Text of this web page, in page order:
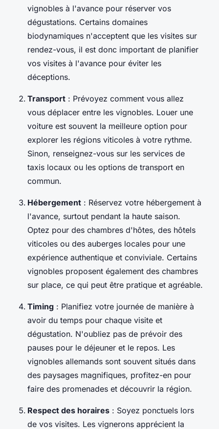
vignobles à l'avance pour réserver vos
dégustations. Certains domaines
biodynamiques n'acceptent que les visites sur
rendez-vous, il est donc important de planifier
vos visites à l'avance pour éviter les
déceptions.
Transport : Prévoyez comment vous allez
vous déplacer entre les vignobles. Louer une
voiture est souvent la meilleure option pour
explorer les régions viticoles à votre rythme.
Sinon, renseignez-vous sur les services de
taxis locaux ou les options de transport en
commun.
Hébergement : Réservez votre hébergement à
l'avance, surtout pendant la haute saison.
Optez pour des chambres d'hôtes, des hôtels
viticoles ou des auberges locales pour une
expérience authentique et conviviale. Certains
vignobles proposent également des chambres
sur place, ce qui peut être pratique et agréable.
Timing : Planifiez votre journée de manière à
avoir du temps pour chaque visite et
dégustation. N'oubliez pas de prévoir des
pauses pour le déjeuner et le repos. Les
vignobles allemands sont souvent situés dans
des paysages magnifiques, profitez-en pour
faire des promenades et découvrir la région.
Respect des horaires : Soyez ponctuels lors
de vos visites. Les vignerons apprécient la